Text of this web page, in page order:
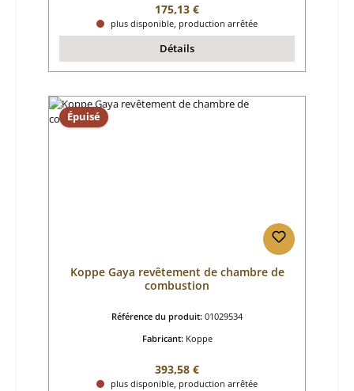
Prix régulier :
175,13 €
plus disponible, production arrêtée
Détails
Épuisé
Koppe Gaya revêtement de chambre de
combustion
Référence du produit: 01029534
Fabricant: Koppe
Prix régulier :
393,58 €
plus disponible, production arrêtée